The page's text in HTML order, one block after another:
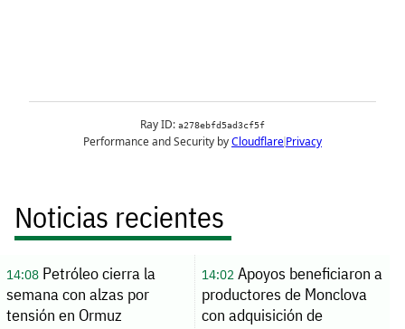
Noticias recientes
14:08Petróleo cierra la
semana con alzas por
tensión en Ormuz
14:02Apoyos beneficiaron a
productores de Monclova
con adquisición de